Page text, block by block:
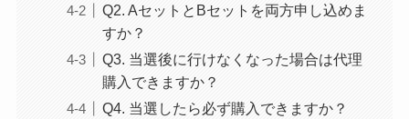
Q2. AセットとBセットを両方申し込めま
すか？
Q3. 当選後に行けなくなった場合は代理
購入できますか？
Q4. 当選したら必ず購入できますか？